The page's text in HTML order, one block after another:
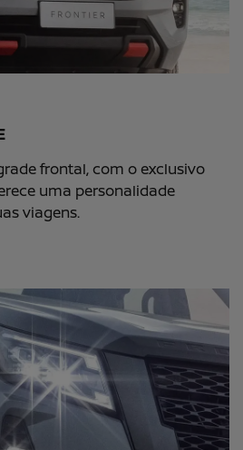
frontal, com o exclusivo
uma personalidade
viagens.